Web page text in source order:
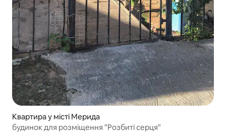
Квартира у місті Мерида
будинок для розміщення "Розбиті серця"